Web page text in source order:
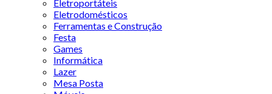
Eletroportáteis
Eletrodomésticos
Ferramentas e Construção
Festa
Games
Informática
Lazer
Mesa Posta